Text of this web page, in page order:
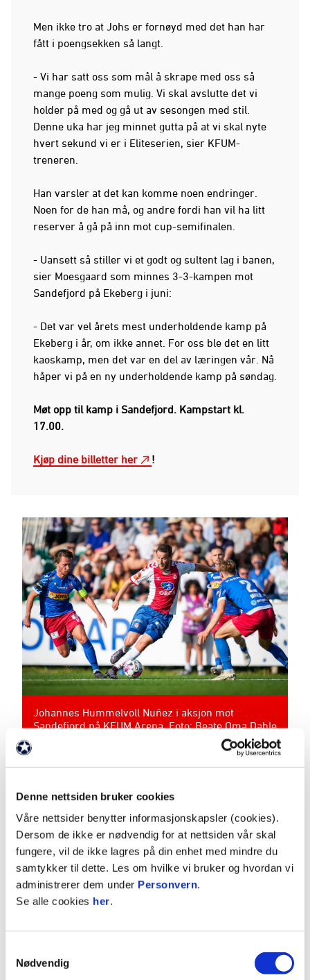
Denne nettsiden bruker cookies
Våre nettsider benytter informasjonskapsler (cookies).
Dersom de ikke er nødvendig for at nettsiden vår skal
fungere, vil de ikke lagres på din enhet med mindre du
samtykker til dette. Les om hvilke vi bruker og hvordan vi
administrerer dem under Personvern.
Se alle cookies her.
Nødvendig
Men ikke tro at Johs er fornøyd med det han har
fått i poengsekken så langt.
- Vi har satt oss som mål å skrape med oss så
mange poeng som mulig. Vi skal avslutte det vi
holder på med og gå ut av sesongen med stil.
Denne uka har jeg minnet gutta på at vi skal nyte
hvert sekund vi er i Eliteserien, sier KFUM-
treneren.
Han varsler at det kan komme noen endringer.
Noen for de han må, og andre fordi han vil ha litt
reserver å gå på inn mot cup-semifinalen.
- Uansett så stiller vi et godt og sultent lag i banen,
sier Moesgaard som minnes 3-3-kampen mot
Sandefjord på Ekeberg i juni:
- Det var vel årets mest underholdende kamp på
Ekeberg i år, om ikke annet. For oss ble det en litt
kaoskamp, men det var en del av læringen vår. Nå
håper vi på en ny underholdende kamp på søndag.
Møt opp til kamp i Sandefjord. Kampstart kl.
17.00.
Kjøp dine billetter her !
Johannes Hummelvoll Nuñez i aksjon mot
Sandefjord på KFUM Arena. Foto: Beate Oma Dahle
ANNONSE FRA ELITESERIEN:
Publisert: 26.10.2024
Skrevet av: Halvor Byfuglien